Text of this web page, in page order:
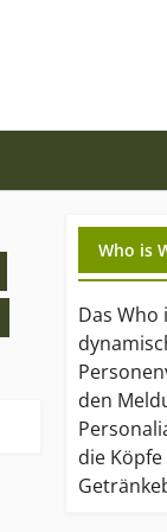
Who is
Das Who
den
die